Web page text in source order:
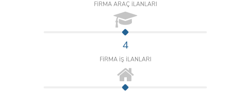
FİRMA ARAÇ İLANLARI
4
FİRMA İŞ İLANLARI